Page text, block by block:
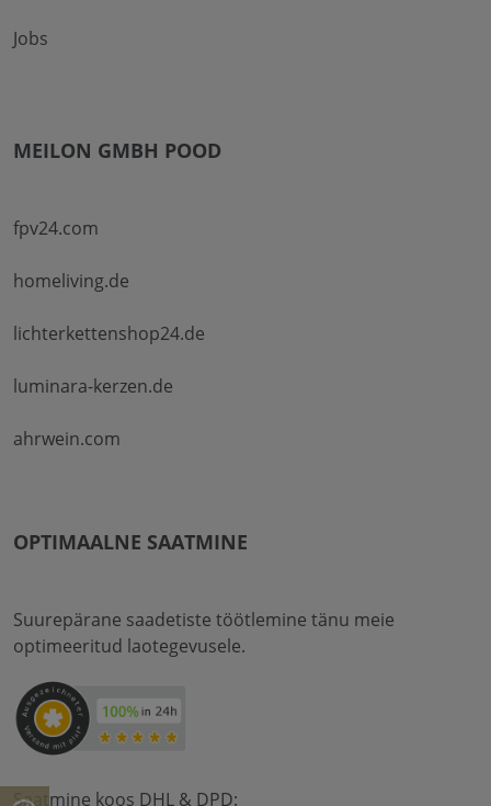
Jobs
MEILON GMBH POOD
fpv24.com
homeliving.de
lichterkettenshop24.de
luminara-kerzen.de
ahrwein.com
OPTIMAALNE SAATMINE
Suurepärane saadetiste töötlemine tänu meie
optimeeritud laotegevusele.
Saatmine koos DHL & DPD: